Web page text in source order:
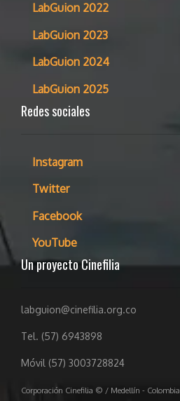
LabGuion 2022
LabGuion 2023
LabGuion 2024
LabGuion 2025
Redes sociales
Instagram
Twitter
Facebook
YouTube
Un proyecto Cinefilia
labguion@cinefilia.org.co
Tel. (57) 6943898
Móvil (57) 3003728824
Corporación Cinefilia © / Medellín - Colombia